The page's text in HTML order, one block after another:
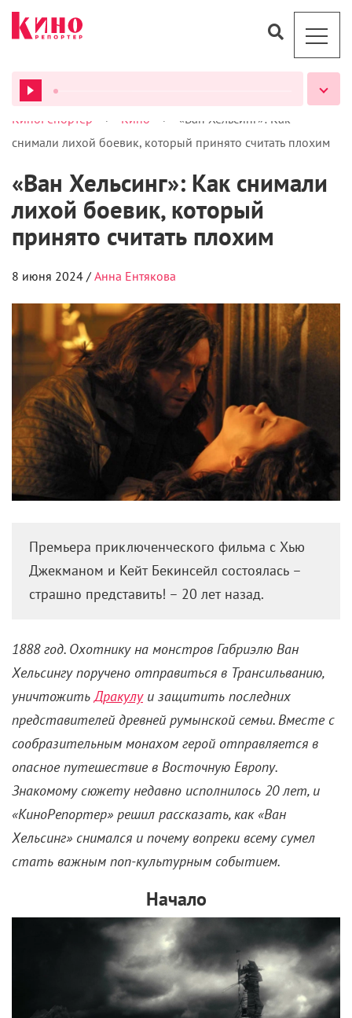
ВСЕ ПОДКАСТЫ
КиноРепортер > Кино >
«Ван Хельсинг»: Как
снимали лихой боевик, который принято считать плохим
«Ван Хельсинг»: Как снимали
лихой боевик, который
принято считать плохим
8 июня 2024 / Анна Ентякова
Премьера приключенческого фильма с Хью
Джекманом и Кейт Бекинсейл состоялась –
страшно представить! – 20 лет назад.
1888 год. Охотнику на монстров Габриэлю Ван
Хельсингу поручено отправиться в Трансильванию,
уничтожить Дракулуи защитить последних
представителей древней румынской семьи. Вместе с
сообразительным монахом герой отправляется в
опасное путешествие в Восточную Европу.
Знакомому сюжету недавно исполнилось 20 лет, и
«КиноРепортер» решил рассказать, как «Ван
Хельсинг» снимался и почему вопреки всему сумел
стать важным поп-культурным событием.
Начало